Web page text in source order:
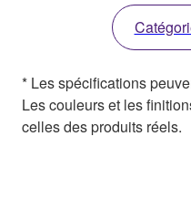
* Les spécifications
Les couleurs et les
celles des produits réels.